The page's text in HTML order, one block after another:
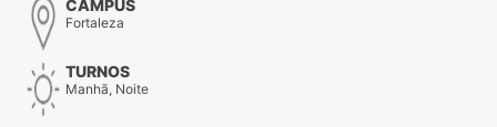
CAMPUS
Fortaleza
TURNOS
Manhã, Noite